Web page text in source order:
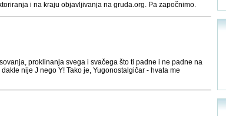
i na kraju objavljivanja na gruda.org. Pa započnimo.
proklinanja svega i svačega što ti padne i ne padne na
nije J nego Y! Tako je, Yugonostalgičar - hvata me